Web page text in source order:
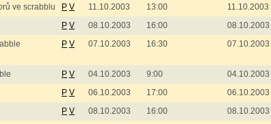
ve scrabblu P V 11.10.2003 13:00 11.10.2003
P V 08.10.2003 16:00 08.10.2003
P V 07.10.2003 16:30 07.10.2003
P V 04.10.2003 9:00 04.10.2003
P V 06.10.2003 17:00 06.10.2003
P V 08.10.2003 16:00 08.10.2003